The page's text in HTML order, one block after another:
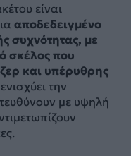
είναι
αποδεδειγμένο
συχνότητας, με
σκέλος που
και υπέρυθρης
την
με υψηλή